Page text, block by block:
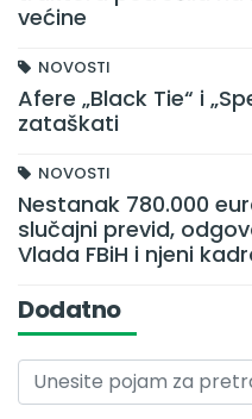
većine
NOVOSTI
Afere „Black Tie“ i
zataškati
NOVOSTI
Nestanak 780.000
slučajni previd,
Vlada FBiH i njeni
Dodatno